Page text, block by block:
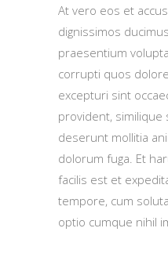
At vero eos et
dignissimos
praesentium
corrupti quos
excepturi sint
provident, similique
deserunt mollitia
dolorum fuga. Et
facilis est et
tempore, cum
optio cumque nihil